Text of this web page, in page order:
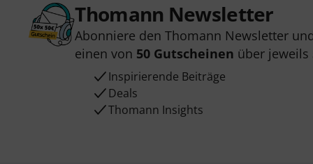
Thomann Newsletter
Abonniere den Thomann Newsletter
einen von 50 Gutscheinen über jeweils
Inspirierende Beiträge
Deals
Thomann Insights